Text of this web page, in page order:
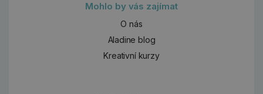
Mohlo by vás zajímat
O nás
Aladine blog
Kreativní kurzy